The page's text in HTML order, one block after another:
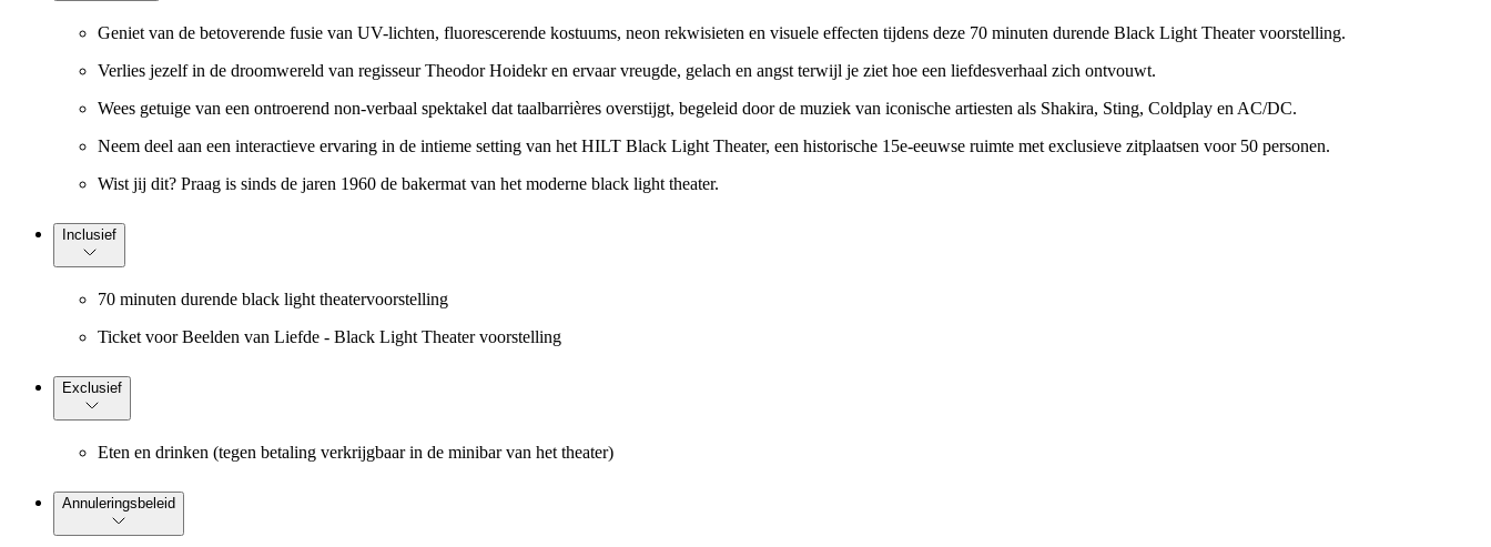
Geniet van de betoverende fusie van UV-lichten, fluorescerende kostuums, neon rekwisieten en visuele effecten tijdens deze 70 minuten durende Black Light Theater voorstelling.
Verlies jezelf in de droomwereld van regisseur Theodor Hoidekr en ervaar vreugde, gelach en angst terwijl je ziet hoe een liefdesverhaal zich ontvouwt.
Wees getuige van een ontroerend non-verbaal spektakel dat taalbarrières overstijgt, begeleid door de muziek van iconische artiesten als Shakira, Sting, Coldplay en AC/DC.
Neem deel aan een interactieve ervaring in de intieme setting van het HILT Black Light Theater, een historische 15e-eeuwse ruimte met exclusieve zitplaatsen voor 50 personen.
Wist jij dit? Praag is sinds de jaren 1960 de bakermat van het moderne black light theater.
Inclusief
70 minuten durende black light theatervoorstelling
Ticket voor Beelden van Liefde - Black Light Theater voorstelling
Exclusief
Eten en drinken (tegen betaling verkrijgbaar in de minibar van het theater)
Annuleringsbeleid